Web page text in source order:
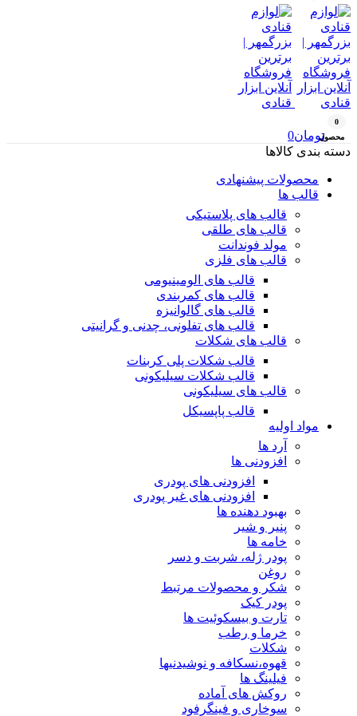
0
محصولتومان0
دسته بندی کالاها
محصولات پیشنهادی
قالب ها
قالب های پلاستیکی
قالب های طلقی
مولد فوندانت
قالب های فلزی
قالب های الومینیومی
قالب های کمربندی
قالب های گالوانیزه
قالب های تفلونی، چدنی و گرانیتی
قالب های شکلات
قالب شکلات پلی کربنات
قالب شکلات سیلیکونی
قالب های سیلیکونی
قالب پاپسیکل
مواد اولیه
آرد ها
افزودنی ها
افزودنی های پودری
افزودنی های غیر پودری
بهبود دهنده ها
پنیر و شیر
خامه ها
پودر ژله، شربت و دسر
روغن
شکر و محصولات مرتبط
پودر کیک
تارت و بیسکوئیت ها
خرما و رطب
شکلات
قهوه،نسکافه و نوشیدنیها
فیلینگ ها
روکش های آماده
سوخاری و فینگرفود